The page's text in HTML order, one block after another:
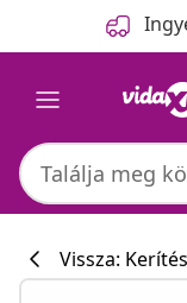
Vissza: